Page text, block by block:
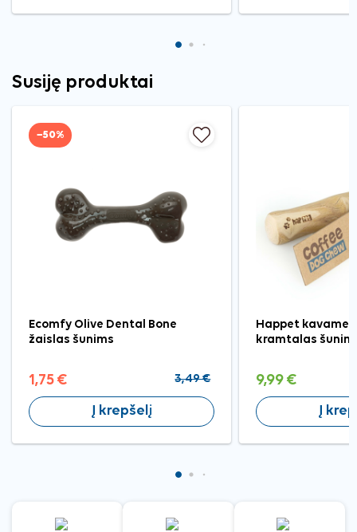
Susiję produktai
−50%
Ecomfy Olive Dental Bone
žaislas šunims
1,75 € 3,49 €
Į krepšelį
Happet
kramtalas
9,99 €
Į